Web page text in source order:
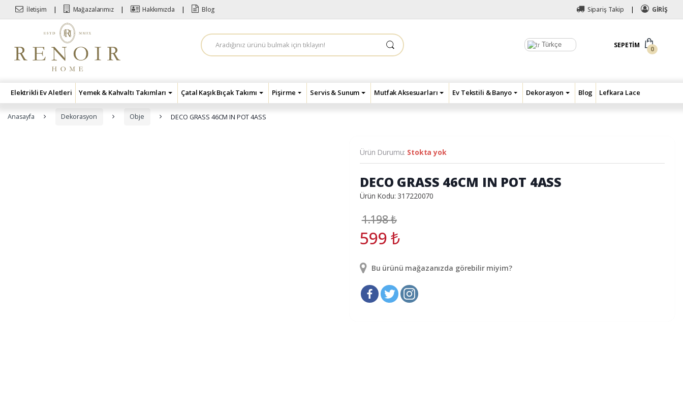
Skip to navigation
Skip to content
İletişim Mağazalarımız Hakkımızda Blog Sipariş Takip GİRİŞ
Türkçe
A
r
a
SEPETIM
0
Elektrikli Ev Aletleri Yemek & Kahvaltı Takımları Çatal Kaşık Bıçak Takımı Pişirme Servis & Sunum Mutfak Aksesuarları Ev Tekstili & Banyo Dekorasyon Blog Lefkara Lace
Anasayfa Dekorasyon Obje DECO GRASS 46CM IN POT 4ASS
Ürün Durumu: Stokta yok
DECO GRASS 46CM IN POT 4ASS
Ürün Kodu: 317220070
1.198₺
599₺
Bu ürünü mağazanızda görebilir miyim?